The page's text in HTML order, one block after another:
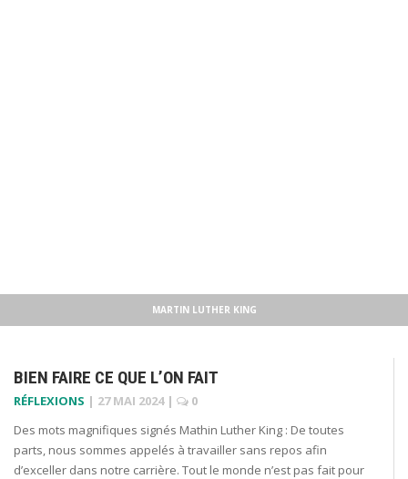
MARTIN LUTHER KING
BIEN FAIRE CE QUE L’ON FAIT
RÉFLEXIONS | 27 MAI 2024 |
0
Des mots magnifiques signés Mathin Luther King : De toutes
parts, nous sommes appelés à travailler sans repos afin
d’exceller dans notre carrière. Tout le monde n’est pas fait pour